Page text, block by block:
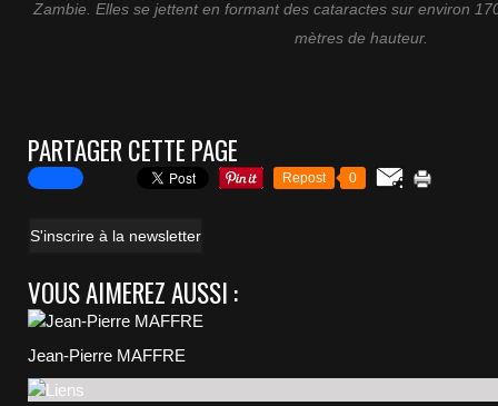
Zambie. Elles se jettent en formant des cataractes sur environ
mètres de hauteur.
PARTAGER CETTE PAGE
Repost 0
S'inscrire à la newsletter
VOUS AIMEREZ AUSSI :
Jean-Pierre MAFFRE